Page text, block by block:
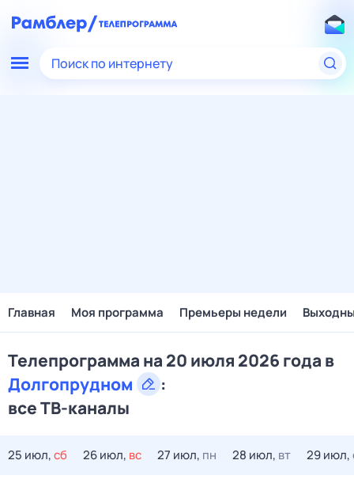
Поиск по интернету
Главная Моя программа Премьеры недели
Телепрограмма на 20 июля 2026 года в
Долгопрудном
:
все ТВ-каналы
25 июл,сб 26 июл, вс 27 июл, пн 28 июл, вт 29 июл,